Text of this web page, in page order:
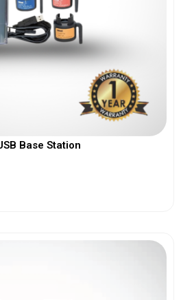
Base Station